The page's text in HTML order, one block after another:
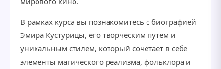
В рамках курса вы познакомитесь с биографией
Эмира Кустурицы, его творческим путем и
уникальным стилем, который сочетает в себе
элементы магического реализма, фольклора и